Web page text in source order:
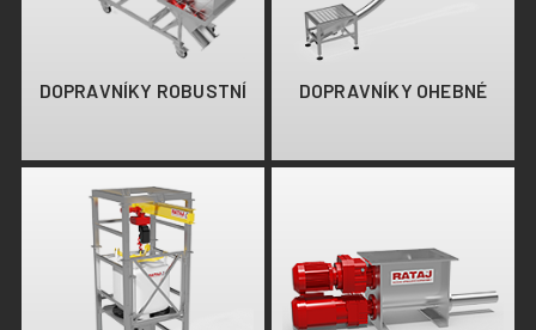
DOPRAVNÍKY ROBUSTNÍ DOPRAVNÍKY OHEBNÉ